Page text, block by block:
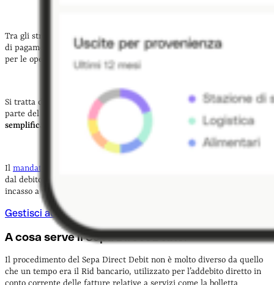
Tra gli strumenti più utili c’è il Sepa Direct Debit (SDD)
di pagamento solitamente utilizzata per le transazioni commerciali e
per le operazioni online effettuate nel regime SEPA.
Si tratta di un servizio di incasso che, sulla base di un mandato da
parte del debitore, consente di stabilire
un rapporto diretto e
semplificato con il creditore
Il mandato
dal debitore e che autorizza il creditore a inviare disposizioni di
incasso a valere sul conto corrente del debitore.
Gestisci addebiti in entrate e uscita
A cosa serve il Sepa Direct Debit?
Il procedimento del Sepa Direct Debit non è molto diverso da quello
che un tempo era il Rid bancario, utilizzato per l’addebito diretto in